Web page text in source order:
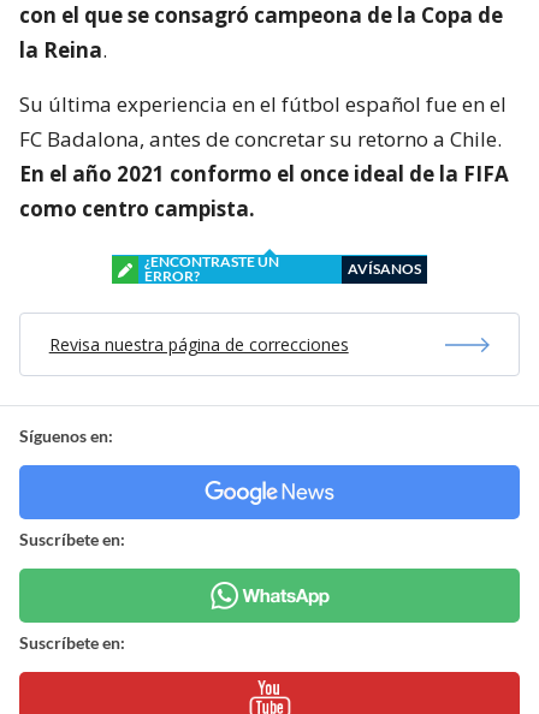
con el que se consagró campeona de la Copa de
la Reina.
Su última experiencia en el fútbol español fue en el
FC Badalona, antes de concretar su retorno a Chile.
En el año 2021 conformo el once ideal de la FIFA
como centro campista.
¿ENCONTRASTE UN
ERROR?
AVÍSANOS
Revisa nuestra página de correcciones
Síguenos en:
Suscríbete en:
Suscríbete en: